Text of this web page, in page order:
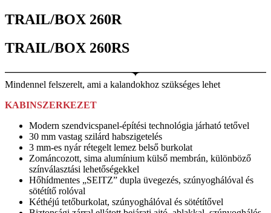
TRAIL/BOX 260R
TRAIL/BOX 260RS
Mindennel felszerelt, ami a kalandokhoz szükséges lehet
KABINSZERKEZET
Modern szendvicspanel-építési technológia járható tetővel
30 mm vastag szilárd habszigetelés
3 mm-es nyár rétegelt lemez belső burkolat
Zománcozott, sima alumínium külső membrán, különböző
színválasztási lehetőségekkel
Hőhídmentes „SEITZ” dupla üvegezés, szúnyoghálóval és
sötétítő rolóval
Kéthéjú tetőburkolat, szúnyoghálóval és sötétítővel